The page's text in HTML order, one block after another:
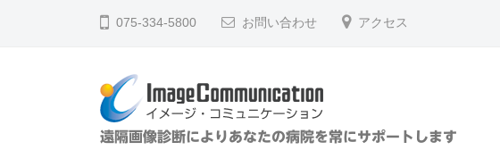
075-334-5800 お問い合わせ アクセス
イ
遠隔画像診断によりあなたの病院を常にサポートします
ジ
ミ
ュ